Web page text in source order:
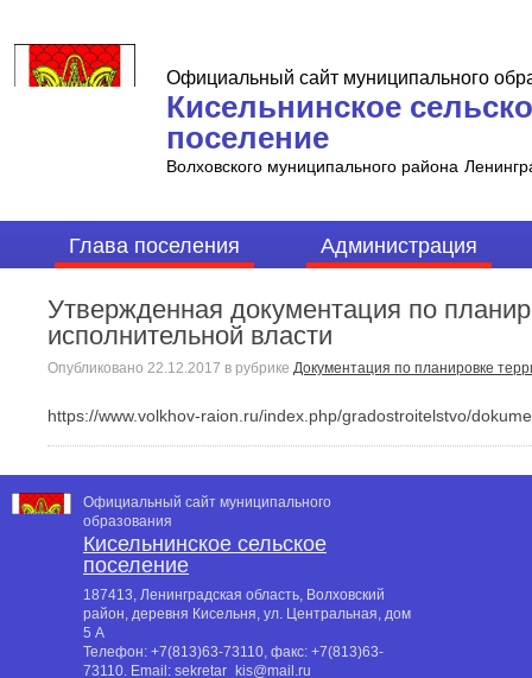
Официальный сайт муниципального
Кисельнинское
поселение
Волховского муниципального района
Глава поселения Администрация
Утвержденная документация по
исполнительной власти
Опубликовано 22.12.2017 в рубрике Документация по планировке
https://www.volkhov-raion.ru/index.php/gradostroitelstvo/
Официальный сайт муниципального
образования
Кисельнинское сельское
поселение
187413, Ленинградская область, Волховский
район, деревня Кисельня, ул. Центральная, дом
5 А
Телефон: +7(813)63-73110, факс: +7(813)63-
73110. Email: sekretar_kis@mail.ru